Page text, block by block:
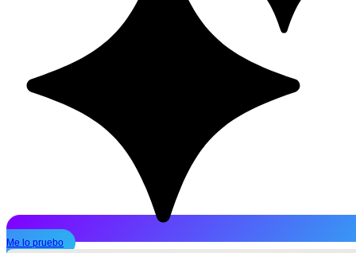
Me lo pruebo